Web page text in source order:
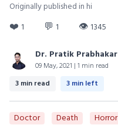
Originally published in hi
❤️ 1 💬 1 👁 1345
Dr. Pratik Prabhakar
09 May, 2021 | 1 min read
3 min read 3 min left
Doctor Death Horror